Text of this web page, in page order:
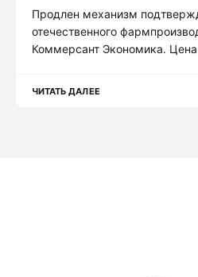
Продлен механизм
отечественного
Коммерсант Экономика.
ЧИТАТЬ ДАЛЕЕ